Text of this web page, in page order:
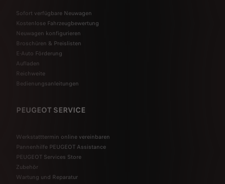
Sofort verfügbare Neuwagen
Kostenlose Fahrzeugbewertung
Neuwagen konfigurieren
Broschüren & Preislisten
E-Auto Förderung
Aufladen
Reichweite
Bedienungsanleitungen
PEUGEOT SERVICE
Werkstatttermin online vereinbaren
Pannenhilfe PEUGEOT Assistance
PEUGEOT Services Store
Zubehör
Wartung und Reparatur